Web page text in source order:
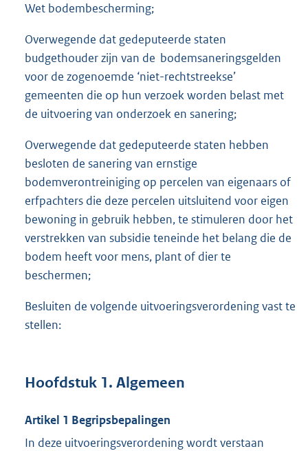
Wet bodembescherming;
Overwegende dat gedeputeerde staten
budgethouder zijn van de bodemsaneringsgelden
voor de zogenoemde ‘niet-rechtstreekse’
gemeenten die op hun verzoek worden belast met
de uitvoering van onderzoek en sanering;
Overwegende dat gedeputeerde staten hebben
besloten de sanering van ernstige
bodemverontreiniging op percelen van eigenaars of
erfpachters die deze percelen uitsluitend voor eigen
bewoning in gebruik hebben, te stimuleren door het
verstrekken van subsidie teneinde het belang die de
bodem heeft voor mens, plant of dier te
beschermen;
Besluiten de volgende uitvoeringsverordening vast te
stellen:
Hoofdstuk 1. Algemeen
Artikel 1 Begripsbepalingen
In deze uitvoeringsverordening wordt verstaan